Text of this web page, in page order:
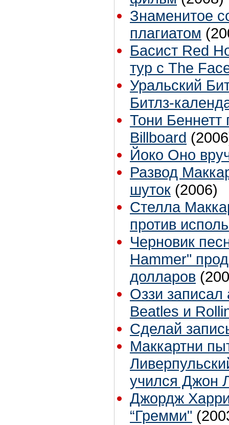
Знаменитое
плагиатом
Басист Red
тур с The
Уральский
Битлз-
Тони Беннетт
Billboard
Йоко Оно
Развод
шуток (2006)
Стелла
против
Черновик
Hammer"
долларов
Оззи
Beatles и
Сделай
Маккартни
учился Джон
Джордж
“Гремми"